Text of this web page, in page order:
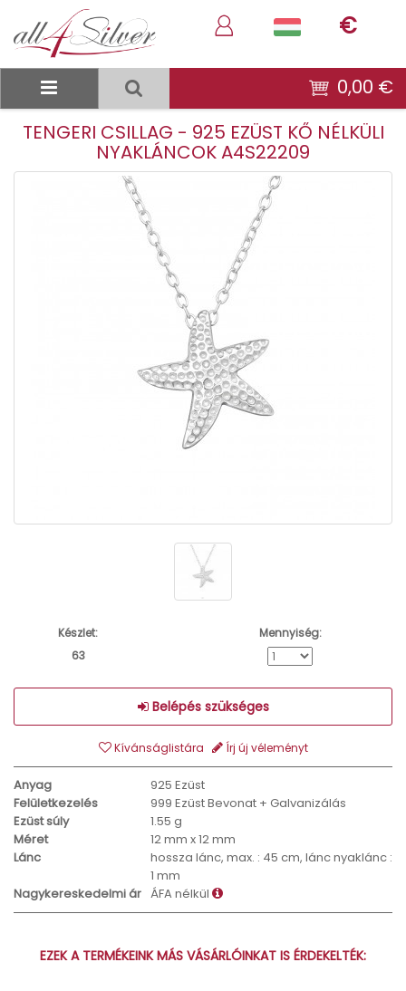
€
0,00 €
TENGERI CSILLAG - 925 EZÜST KŐ NÉLKÜLI
NYAKLÁNCOK A4S22209
Készlet:
63
Mennyiség:
Belépés szükséges
Kívánságlistára Írj új véleményt
Anyag
925 Ezüst
Felületkezelés
999 Ezüst Bevonat + Galvanizálás
Ezüst súly
1.55 g
Méret
12 mm x 12 mm
Lánc
hossza lánc, max. : 45 cm, lánc nyaklánc :
1 mm
Nagykereskedelmi ár ÁFA nélkül
EZEK A TERMÉKEINK MÁS VÁSÁRLÓINKAT IS ÉRDEKELTÉK: